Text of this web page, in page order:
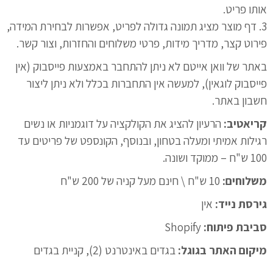
אותו פריט.
3. דף מוצר מציג תמונה גדולה לפריט, אפשרות לבחירת המידה,
פירוט קצר, מדריך מידות, פרטי משלוחים והחזרות, וצור קשר.
באתר של וואן אייטם לא ניתן להתחבר באמצעות פייסבוק (אין
פייסבוק לוגאין), למעשה אין התחברות בכלל ולא ניתן ליצור
חשבון באתר.
קריאטיב: הרעיון להציג את הקולקציה על דוגמניות או נשים
רגילות אמיתי ומעלה בטחון, ובנוסף, הקונספט של פריטים עד
100 ש"ח – ממוקד ושונה.
משלוחים:
גירסת נייד: אין
סביבת פיתוח:
מיקום האתר בגוגל:
בגדים באינטרנט (2), קניית בגדים